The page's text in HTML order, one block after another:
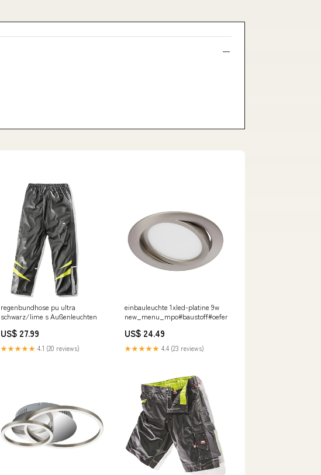
regenbundhose pu ultra
schwarz/lime s Außenleuchten
US$ 27.99
★★★★★ 4.1 (20 reviews)
einbauleuchte 1xled-platine 9w
new_menu_mpo#baustoff#oefen
US$ 24.49
★★★★★ 4.4 (23 reviews)